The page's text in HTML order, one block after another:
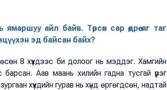
айл байв. Төрсөн сар өдрөө яг таг
эд байсан байх?
8 хүүхдээс би долоог нь мэддэг. Хамгийн
Аав маань хилийн гадна тусгай үүрэг
хүүхдийн гурав нь хүнд өргөгдсөн, надтай